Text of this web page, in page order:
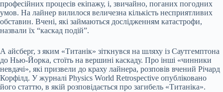
професійних процесів екіпажу, і, звичайно, поганих погодних
умов. На лайнер вилилося величезна кількість несприятливих
обставин. Вчені, які займаються дослідженням катастрофи,
назвали їх “каскад подій”.
А айсберг, з яким «Титанік» зіткнувся на шляху із Саутгемптона
до Нью-Йорка, стоїть на вершині каскаду. Про інші «чинники
невдачі», які призвели до краху лайнера, розповів вчений Річард
Корфілд. У журналі Physics World Retrospective опубліковано
його статтю, в якій розповідається про загибель «Титаніка».